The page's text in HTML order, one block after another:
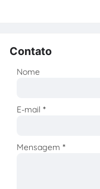
Contato
Nome
E-mail*
Mensagem*